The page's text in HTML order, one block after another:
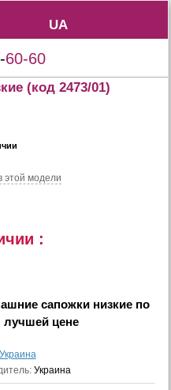
UA
UA
60-60
(код 2473/01)
этой модели
:
сапожки низкиепо
лучшей цене
Украина
Украина